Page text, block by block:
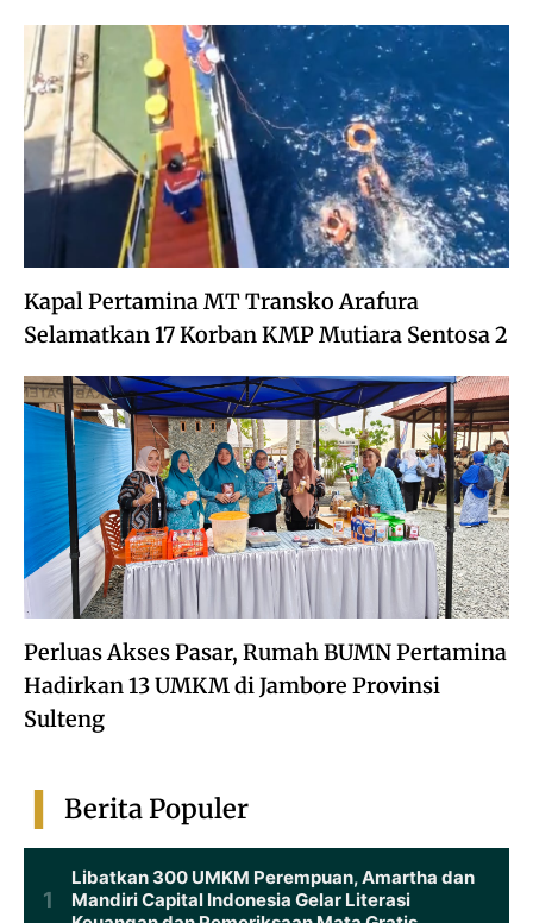
Kapal Pertamina MT Transko Arafura
Selamatkan 17 Korban KMP Mutiara Sentosa 2
Perluas Akses Pasar, Rumah BUMN Pertamina
Hadirkan 13 UMKM di Jambore Provinsi
Sulteng
Berita Populer